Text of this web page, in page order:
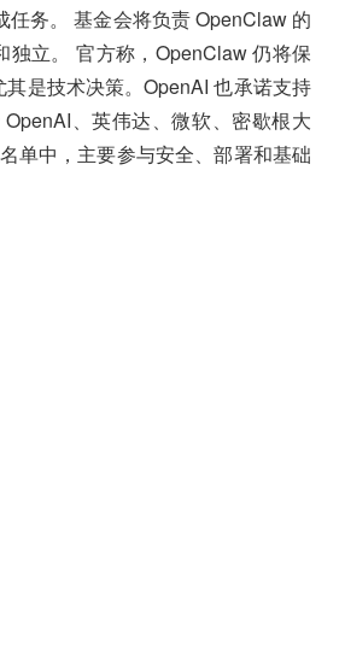
务。 基金会将负责 OpenClaw 的
立。 官方称，OpenClaw 仍将保
是技术决策。OpenAI 也承诺支持
、英伟达、微软、密歇根大
单中，主要参与安全、部署和基础